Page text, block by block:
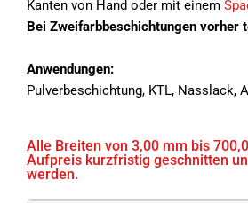
Kanten von Hand oder mit einem
Bei Zweifarbbeschichtungen vorher
Anwendungen:
Pulverbeschichtung, KTL, Nasslack,
Alle Breiten von 3,00 mm bis
Aufpreis kurzfristig geschnitten
werden.